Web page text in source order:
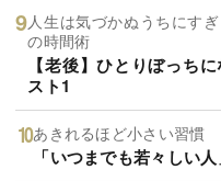
人生は気づかぬうちにす
の時間術
【老後】ひとりぼっち
スト1
あきれるほど小さい習慣
「いつまでも若々しい